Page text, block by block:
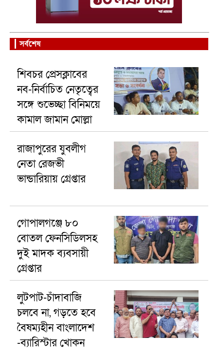
সর্বশেষ
শিবচর প্রেসক্লাবের
নব-নির্বাচিত নেতৃত্বের
সঙ্গে শুভেচ্ছা বিনিময়ে
কামাল জামান মোল্লা
রাজাপুরের যুবলীগ
নেতা রেজভী
ভান্ডারিয়ায় গ্রেপ্তার
গোপালগঞ্জে ৮০
বোতল ফেনসিডিলসহ
দুই মাদক ব্যবসায়ী
গ্রেপ্তার
লুটপাট-চাঁদাবাজি
চলবে না, গড়তে হবে
বৈষম্যহীন বাংলাদেশ
-ব্যারিস্টার খোকন